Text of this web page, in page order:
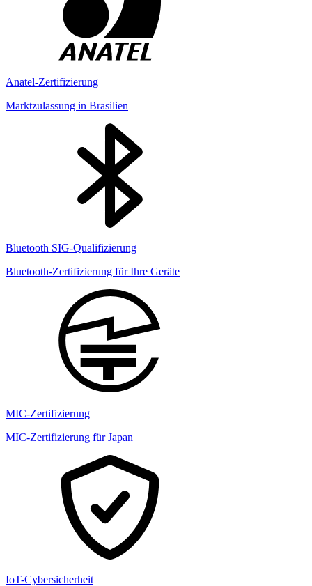
Anatel-Zertifizierung
Marktzulassung in Brasilien
Bluetooth SIG-Qualifizierung
Bluetooth-Zertifizierung für Ihre Geräte
MIC-Zertifizierung
MIC-Zertifizierung für Japan
IoT-Cybersicherheit